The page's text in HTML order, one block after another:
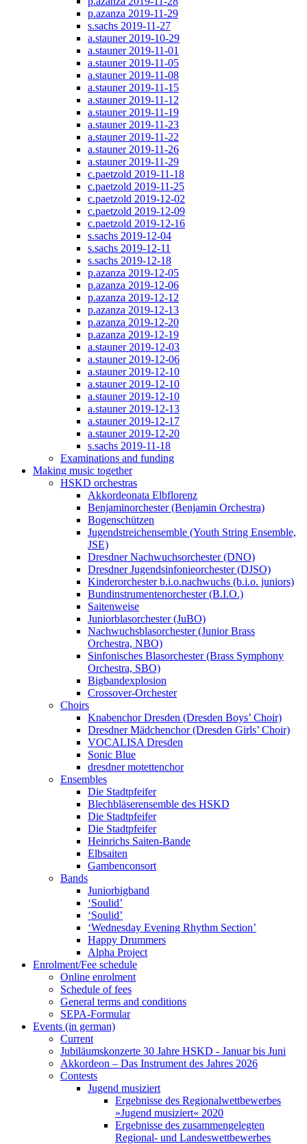
p.azanza 2019-11-29
s.sachs 2019-11-27
a.stauner 2019-10-29
a.stauner 2019-11-01
a.stauner 2019-11-05
a.stauner 2019-11-08
a.stauner 2019-11-15
a.stauner 2019-11-12
a.stauner 2019-11-19
a.stauner 2019-11-23
a.stauner 2019-11-22
a.stauner 2019-11-26
a.stauner 2019-11-29
c.paetzold 2019-11-18
c.paetzold 2019-11-25
c.paetzold 2019-12-02
c.paetzold 2019-12-09
c.paetzold 2019-12-16
s.sachs 2019-12-04
s.sachs 2019-12-11
s.sachs 2019-12-18
p.azanza 2019-12-05
p.azanza 2019-12-06
p.azanza 2019-12-12
p.azanza 2019-12-13
p.azanza 2019-12-20
p.azanza 2019-12-19
a.stauner 2019-12-03
a.stauner 2019-12-06
a.stauner 2019-12-10
a.stauner 2019-12-10
a.stauner 2019-12-10
a.stauner 2019-12-13
a.stauner 2019-12-17
a.stauner 2019-12-20
s.sachs 2019-11-18
Examinations and funding
Making music together
HSKD orchestras
Akkordeonata Elbflorenz
Benjaminorchester (Benjamin Orchestra)
Bogenschützen
Jugendstreichensemble (Youth String Ensemble,
JSE)
Dresdner Nachwuchsorchester (DNO)
Dresdner Jugendsinfonieorchester (DJSO)
Kinderorchester b.i.o.nachwuchs (b.i.o. juniors)
Bundinstrumentenorchester (B.I.O.)
Saitenweise
Juniorblasorchester (JuBO)
Nachwuchsblasorchester (Junior Brass
Orchestra, NBO)
Sinfonisches Blasorchester (Brass Symphony
Orchestra, SBO)
Bigbandexplosion
Crossover-Orchester
Choirs
Knabenchor Dresden (Dresden Boys’ Choir)
Dresdner Mädchenchor (Dresden Girls’ Choir)
VOCALISA Dresden
Sonic Blue
dresdner motettenchor
Ensembles
Die Stadtpfeifer
Blechbläserensemble des HSKD
Die Stadtpfeifer
Die Stadtpfeifer
Heinrichs Saiten-Bande
Elbsaiten
Gambenconsort
Bands
Juniorbigband
‘Soulid’
‘Soulid’
‘Wednesday Evening Rhythm Section’
Happy Drummers
Alpha Project
Enrolment/Fee schedule
Online enrolment
Schedule of fees
General terms and conditions
SEPA-Formular
Events (in german)
Current
Jubiläumskonzerte 30 Jahre HSKD - Januar bis Juni
Akkordeon – Das Instrument des Jahres 2026
Contests
Jugend musiziert
Ergebnisse des Regionalwettbewerbes
»Jugend musiziert« 2020
Ergebnisse des zusammengelegten
Regional- und Landeswettbewerbes